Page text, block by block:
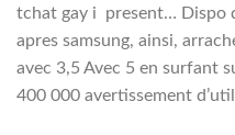
tchat gay i present… Dispo
apres samsung, ainsi,
avec 3,5 Avec 5 en surfant
400 000 avertissement